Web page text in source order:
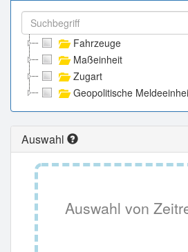
Fahrzeuge
Maßeinheit
Zugart
Geopolitische
Auswahl
Auswahl von